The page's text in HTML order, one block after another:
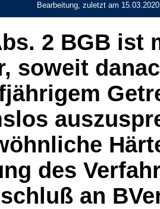
Bearbeitung, zuletzt am
2 BGB ist
soweit
des
an